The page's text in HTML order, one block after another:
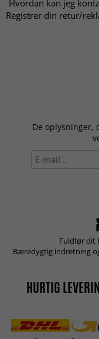
Hvordan kan jeg
Registrer din retur/
De oplysninger,
Fuldfør dit
Bæredygtig indretning
HURTIG